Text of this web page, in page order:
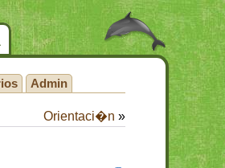
Admin
Orientaci�n »